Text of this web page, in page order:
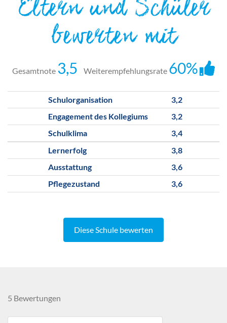
Eltern und Schüler
bewerten mit
Gesamtnote 3,5 Weiterempfehlungsrate 60%
Schulorganisation
3,2
Engagement des Kollegiums
3,2
Schulklima
3,4
Lernerfolg
3,8
Ausstattung
3,6
Pflegezustand
3,6
Diese Schule bewerten
5 Bewertungen